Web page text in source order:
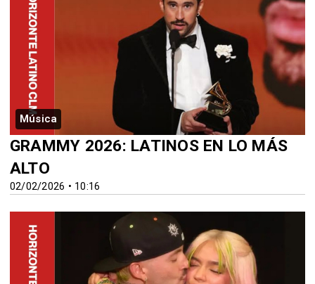
Música
02/02/2026 • 10:16
GRAMMY 2026: LATINOS EN LO MÁS
ALTO